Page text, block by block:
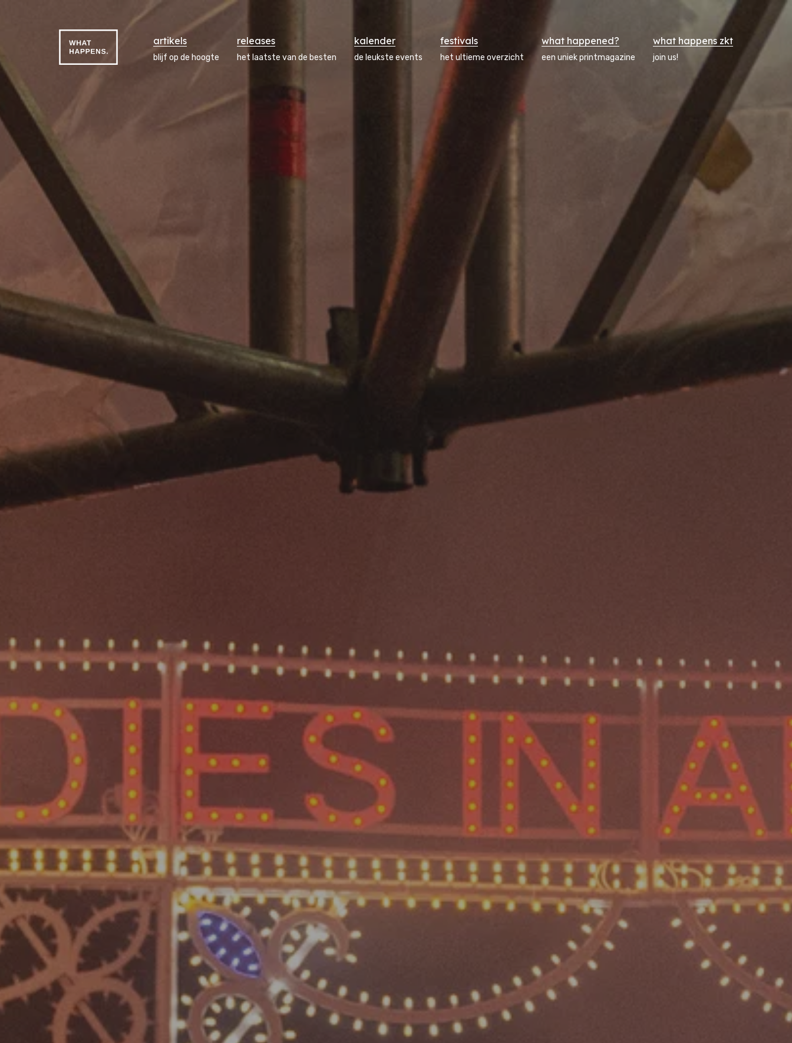
artikels
blijf op de hoogte
releases
het laatste van de besten
kalender
de leukste events
festivals
het ultieme overzicht
what happened?
een uniek printmagazine
what happens zkt
join us!